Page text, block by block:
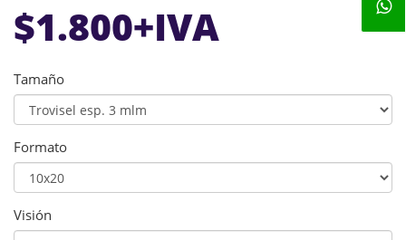
$1.800+IVA
Tamaño
Formato
Visión